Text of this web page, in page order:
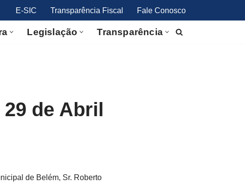
E-SIC Transparência Fiscal Fale Conosco
Legislação Transparência
de Abril
de Belém, Sr. Roberto